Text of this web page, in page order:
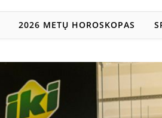
2026 METŲ HOROSKOPAS